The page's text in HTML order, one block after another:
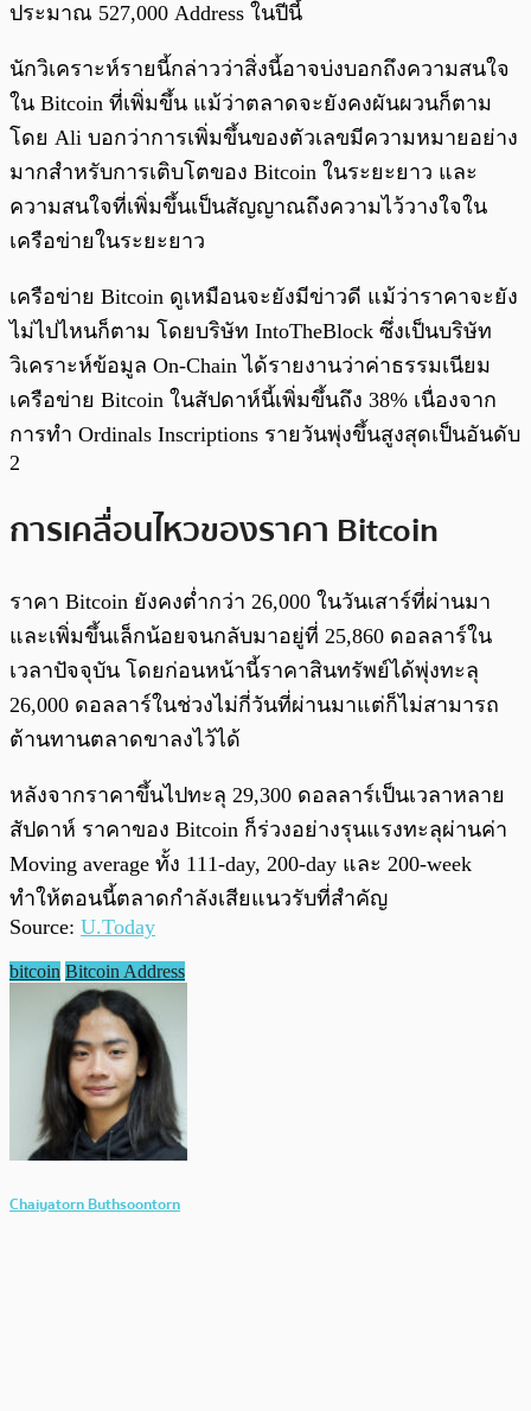
ประมาณ 527,000 Address ในปีนี้
นักวิเคราะห์รายนี้กล่าวว่าสิ่งนี้อาจบ่งบอกถึงความสนใจ
ใน Bitcoin ที่เพิ่มขึ้น แม้ว่าตลาดจะยังคงผันผวนก็ตาม
โดย Ali บอกว่าการเพิ่มขึ้นของตัวเลขมีความหมายอย่าง
มากสำหรับการเติบโตของ Bitcoin ในระยะยาว และ
ความสนใจที่เพิ่มขึ้นเป็นสัญญาณถึงความไว้วางใจใน
เครือข่ายในระยะยาว
เครือข่าย Bitcoin ดูเหมือนจะยังมีข่าวดี แม้ว่าราคาจะยัง
ไม่ไปไหนก็ตาม โดยบริษัท IntoTheBlock ซึ่งเป็นบริษัท
วิเคราะห์ข้อมูล On-Chain ได้รายงานว่าค่าธรรมเนียม
เครือข่าย Bitcoin ในสัปดาห์นี้เพิ่มขึ้นถึง 38% เนื่องจาก
การทำ Ordinals Inscriptions รายวันพุ่งขึ้นสูงสุดเป็นอันดับ
2
การเคลื่อนไหวของราคา Bitcoin
ราคา Bitcoin ยังคงต่ำกว่า 26,000 ในวันเสาร์ที่ผ่านมา
และเพิ่มขึ้นเล็กน้อยจนกลับมาอยู่ที่ 25,860 ดอลลาร์ใน
เวลาปัจจุบัน โดยก่อนหน้านี้ราคาสินทรัพย์ได้พุ่งทะลุ
26,000 ดอลลาร์ในช่วงไม่กี่วันที่ผ่านมาแต่ก็ไม่สามารถ
ต้านทานตลาดขาลงไว้ได้
หลังจากราคาขึ้นไปทะลุ 29,300 ดอลลาร์เป็นเวลาหลาย
สัปดาห์ ราคาของ Bitcoin ก็ร่วงอย่างรุนแรงทะลุผ่านค่า
Moving average ทั้ง 111-day, 200-day และ 200-week
ทำให้ตอนนี้ตลาดกำลังเสียแนวรับที่สำคัญ
Source: U.Today
bitcoin Bitcoin Address
Chaiyatorn Buthsoontorn